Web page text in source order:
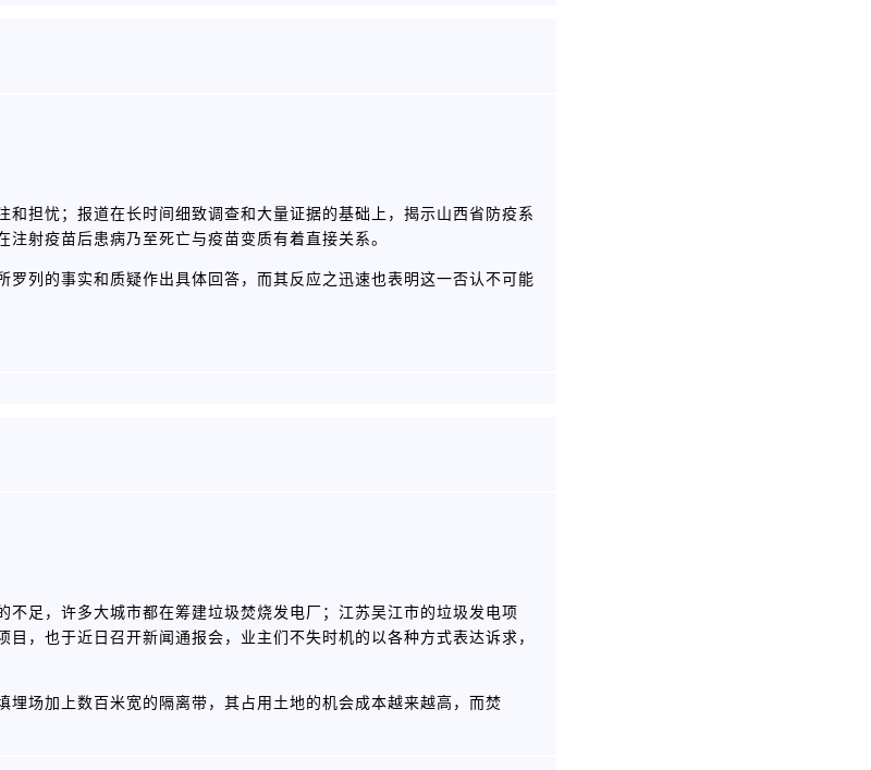
担忧；报道在长时间细致调查和大量证据的基础上，揭示山西省防疫系
射疫苗后患病乃至死亡与疫苗变质有着直接关系。
列的事实和质疑作出具体回答，而其反应之迅速也表明这一否认不可能
足，许多大城市都在筹建垃圾焚烧发电厂；江苏吴江市的垃圾发电项
，也于近日召开新闻通报会，业主们不失时机的以各种方式表达诉求，
场加上数百米宽的隔离带，其占用土地的机会成本越来越高，而焚